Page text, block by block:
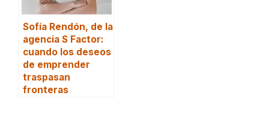
Sofía Rendón, de la
agencia S Factor:
cuando los deseos
de emprender
traspasan
fronteras